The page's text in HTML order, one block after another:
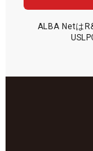
ALBA Netは